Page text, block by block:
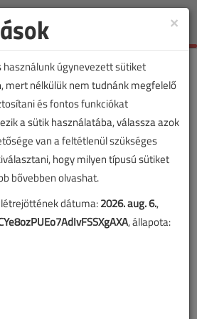
Toggle
×
használunk úgynevezett sütiket
mert nélkülük nem tudnánk megfelelő
és fontos funkciókat
a sütik használatába, válassza azok
van a feltétlenül szükséges
hogy milyen típusú sütiket
bővebben olvashat.
dátuma:2026. aug. 6.,
, állapota: